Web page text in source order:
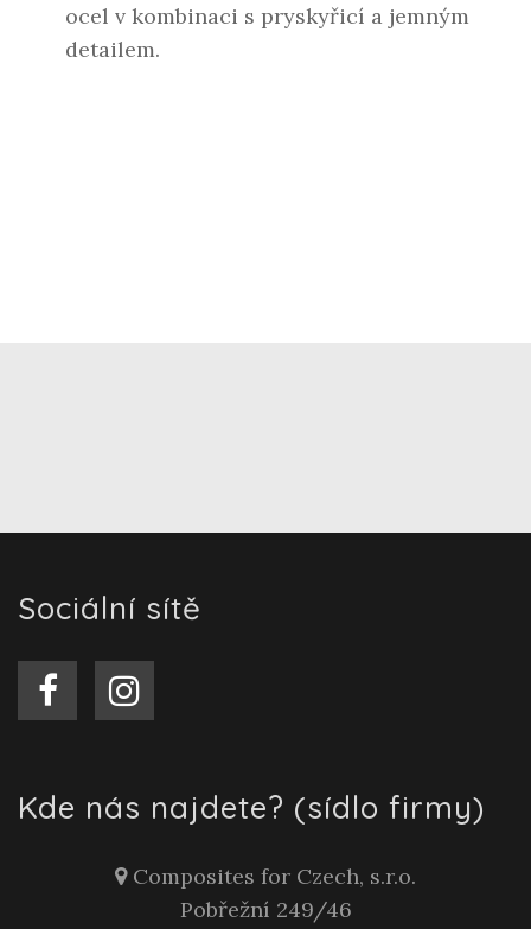
ocel v kombinaci s pryskyřicí a jemným
detailem.
Sociální sítě
Kde nás najdete? (sídlo firmy)
Composites for Czech, s.r.o.
Pobřežní 249/46